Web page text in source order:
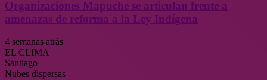
Organizaciones Mapuche se articulan frente a
amenazas de reforma a la Ley Indígena
4 semanas atrás
EL CLIMA
Santiago
Nubes dispersas